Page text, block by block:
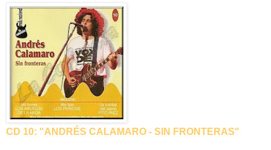
CD 10: "ANDRÉS CALAMARO - SIN FRONTERAS"